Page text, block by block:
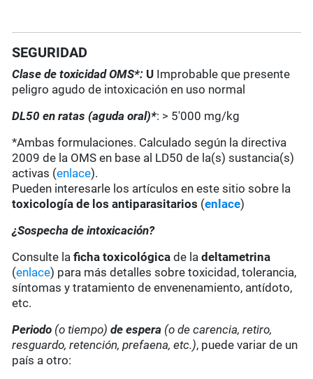
SEGURIDAD
Clase de toxicidad OMS*: U Improbable que presente
peligro agudo de intoxicación en uso normal
DL50 en ratas (aguda oral)*: > 5'000 mg/kg
*Ambas formulaciones. Calculado según la directiva
2009 de la OMS en base al LD50 de la(s) sustancia(s)
activas (enlace).
Pueden interesarle los artículos en este sitio sobre la
toxicología de los antiparasitarios (enlace)
¿Sospecha de intoxicación?
Consulte laficha toxicológica de ladeltametrina
(enlace) para más detalles sobre toxicidad, tolerancia,
síntomas y tratamiento de envenenamiento, antídoto,
etc.
Periodo (o tiempo) de espera (o de carencia, retiro,
resguardo, retención, prefaena, etc.), puede variar de un
país a otro: